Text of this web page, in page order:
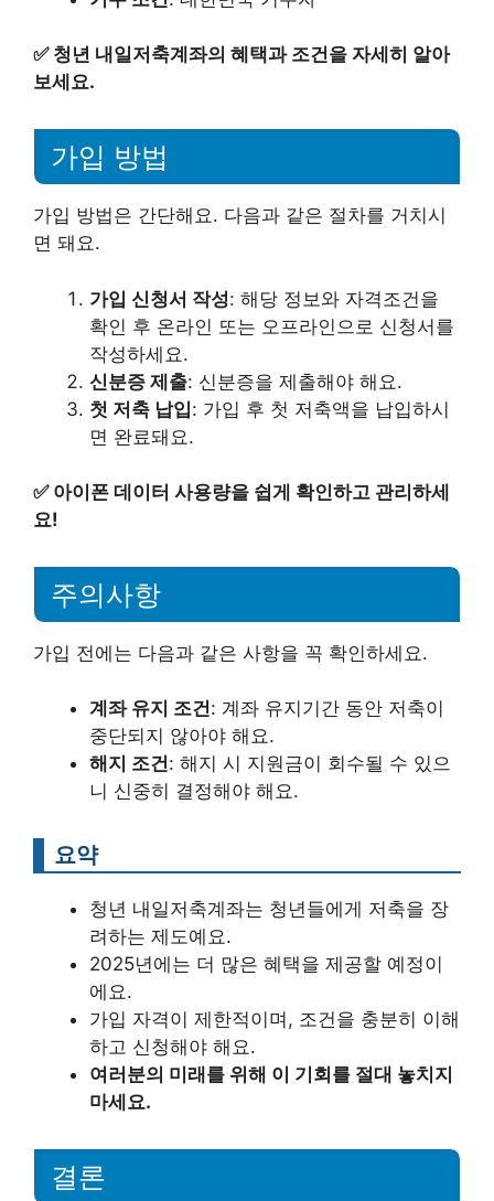
✅ 청년 내일저축계좌의 혜택과 조건을 자세히 알아
보세요.
가입 방법
가입 방법은 간단해요. 다음과 같은 절차를 거치시
면 돼요.
가입 신청서 작성: 해당 정보와 자격조건을
확인 후 온라인 또는 오프라인으로 신청서를
작성하세요.
신분증 제출: 신분증을 제출해야 해요.
첫 저축 납입: 가입 후 첫 저축액을 납입하시
면 완료돼요.
✅ 아이폰 데이터 사용량을 쉽게 확인하고 관리하세
요!
주의사항
가입 전에는 다음과 같은 사항을 꼭 확인하세요.
계좌 유지 조건: 계좌 유지기간 동안 저축이
중단되지 않아야 해요.
해지 조건: 해지 시 지원금이 회수될 수 있으
니 신중히 결정해야 해요.
요약
청년 내일저축계좌는 청년들에게 저축을 장
려하는 제도예요.
2025년에는 더 많은 혜택을 제공할 예정이
에요.
가입 자격이 제한적이며, 조건을 충분히 이해
하고 신청해야 해요.
여러분의 미래를 위해 이 기회를 절대 놓치지
마세요.
결론